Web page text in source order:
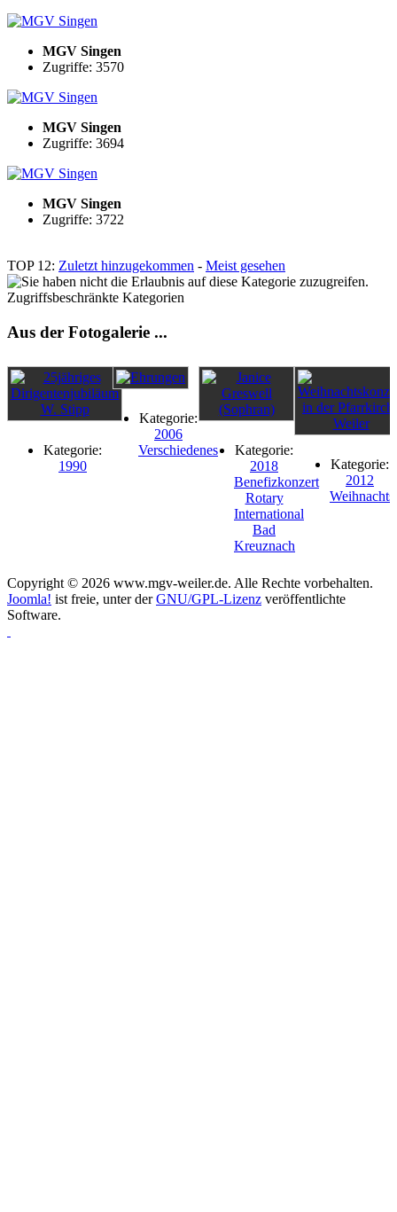
MGV Singen
Zugriffe: 3570
MGV Singen
Zugriffe: 3694
MGV Singen
Zugriffe: 3722
TOP 12: Zuletzt hinzugekommen - Meist gesehen
Zugriffsbeschränkte Kategorien
Aus der Fotogalerie ...
Kategorie:
1990
Kategorie:
2006
Verschiedenes
Kategorie:
2018
Benefizkonzert
Rotary
International
Bad
Kreuznach
Kategorie:
2012
Copyright © 2026 www.mgv-weiler.de. Alle Rechte vorbehalten.
Joomla! ist freie, unter derGNU/GPL-Lizenz veröffentlichte
Software.